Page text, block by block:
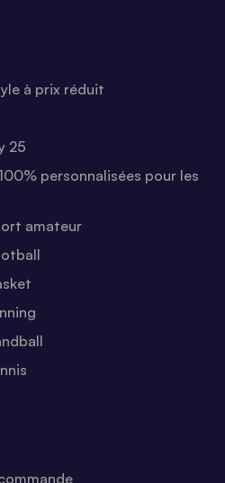
à prix réduit
25
personnalisées pour les
amateur